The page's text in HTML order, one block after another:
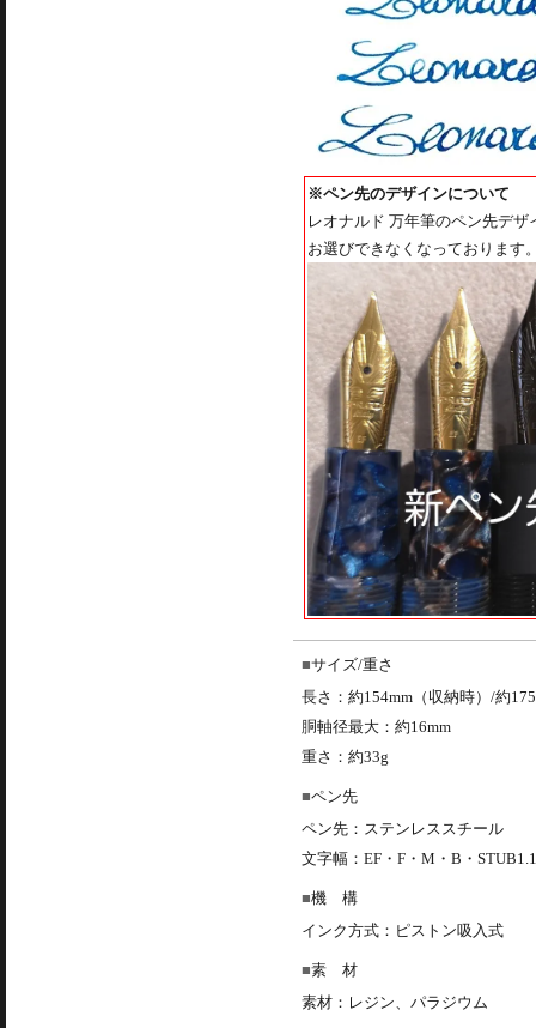
※ペン先のデザインについて
レオナルド 万年筆のペン先デ
お選びできなくなっております
サイズ/重さ
長さ：約154mm（収納時）/約
胴軸径最大：約16mm
重さ：約33g
ペン先
ペン先：ステンレススチール
文字幅：EF・F・M・B・
機 構
インク方式：ピストン吸入式
素 材
素材：レジン、パラジウム